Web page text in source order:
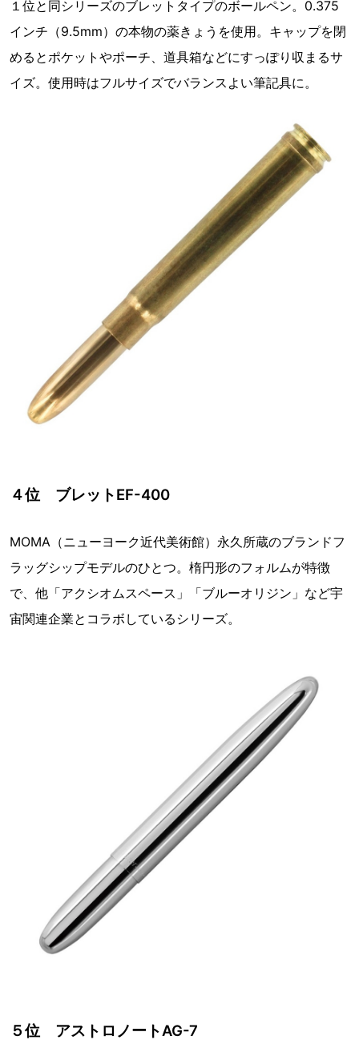
１位と同シリーズのブレットタイプのボールペン。0.375
インチ（9.5mm）の本物の薬きょうを使用。キャップを閉
めるとポケットやポーチ、道具箱などにすっぽり収まるサ
イズ。使用時はフルサイズでバランスよい筆記具に。
４位 ブレットEF-400
MOMA（ニューヨーク近代美術館）永久所蔵のブランドフ
ラッグシップモデルのひとつ。楕円形のフォルムが特徴
で、他「アクシオムスペース」「ブルーオリジン」など宇
宙関連企業とコラボしているシリーズ。
５位 アストロノートAG-7